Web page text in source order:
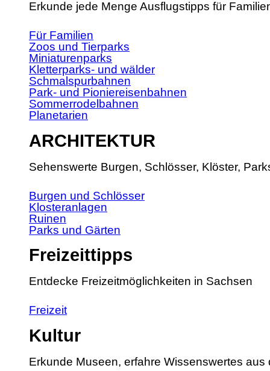
Erkunde jede Menge Ausflugstipps für
Für Familien
Zoos und Tierparks
Miniaturenparks
Kletterparks- und wälder
Schmalspurbahnen
Park- und Pioniereisenbahnen
Sommerrodelbahnen
Planetarien
ARCHITEKTUR
Sehenswerte Burgen, Schlösser, Klöster,
Burgen und Schlösser
Klosteranlagen
Ruinen
Parks und Gärten
Freizeittipps
Entdecke Freizeitmöglichkeiten in Sachsen
Freizeit
Kultur
Erkunde Museen, erfahre Wissenswertes